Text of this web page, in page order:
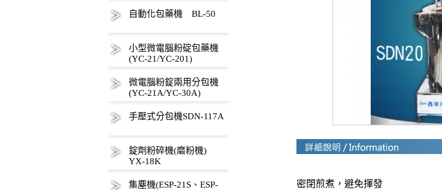
自動化包藥機 BL-50
小型微電腦粉碇包藥機
(YC-21/YC-201)
微電腦粉錠兩用分包機
(YC-21A/YC-30A)
手壓式分包機SDN-117A
錠劑粉碎機(磨粉機)
YX-18K
集塵機(ESP-21S、ESP-
密閉煎煮，避免揮發